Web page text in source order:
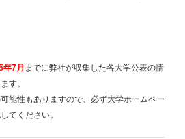
年7月 までに弊社が収集した各大学公表の情
す。
能性もありますので、必ず大学ホームペー
てください。